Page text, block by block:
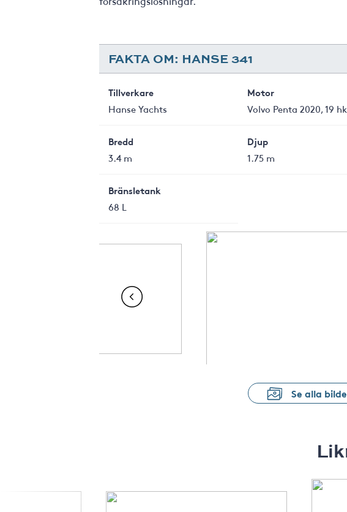
FAKTA OM: HANSE 341
Tillverkare
Hanse Yachts
Motor
Volvo Penta 2020, 19
Bredd
3.4 m
Djup
1.75 m
Bränsletank
68 L
Se alla